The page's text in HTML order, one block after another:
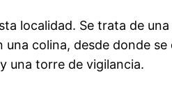
localidad. Se trata de
colina, desde donde
una torre de vigilancia.